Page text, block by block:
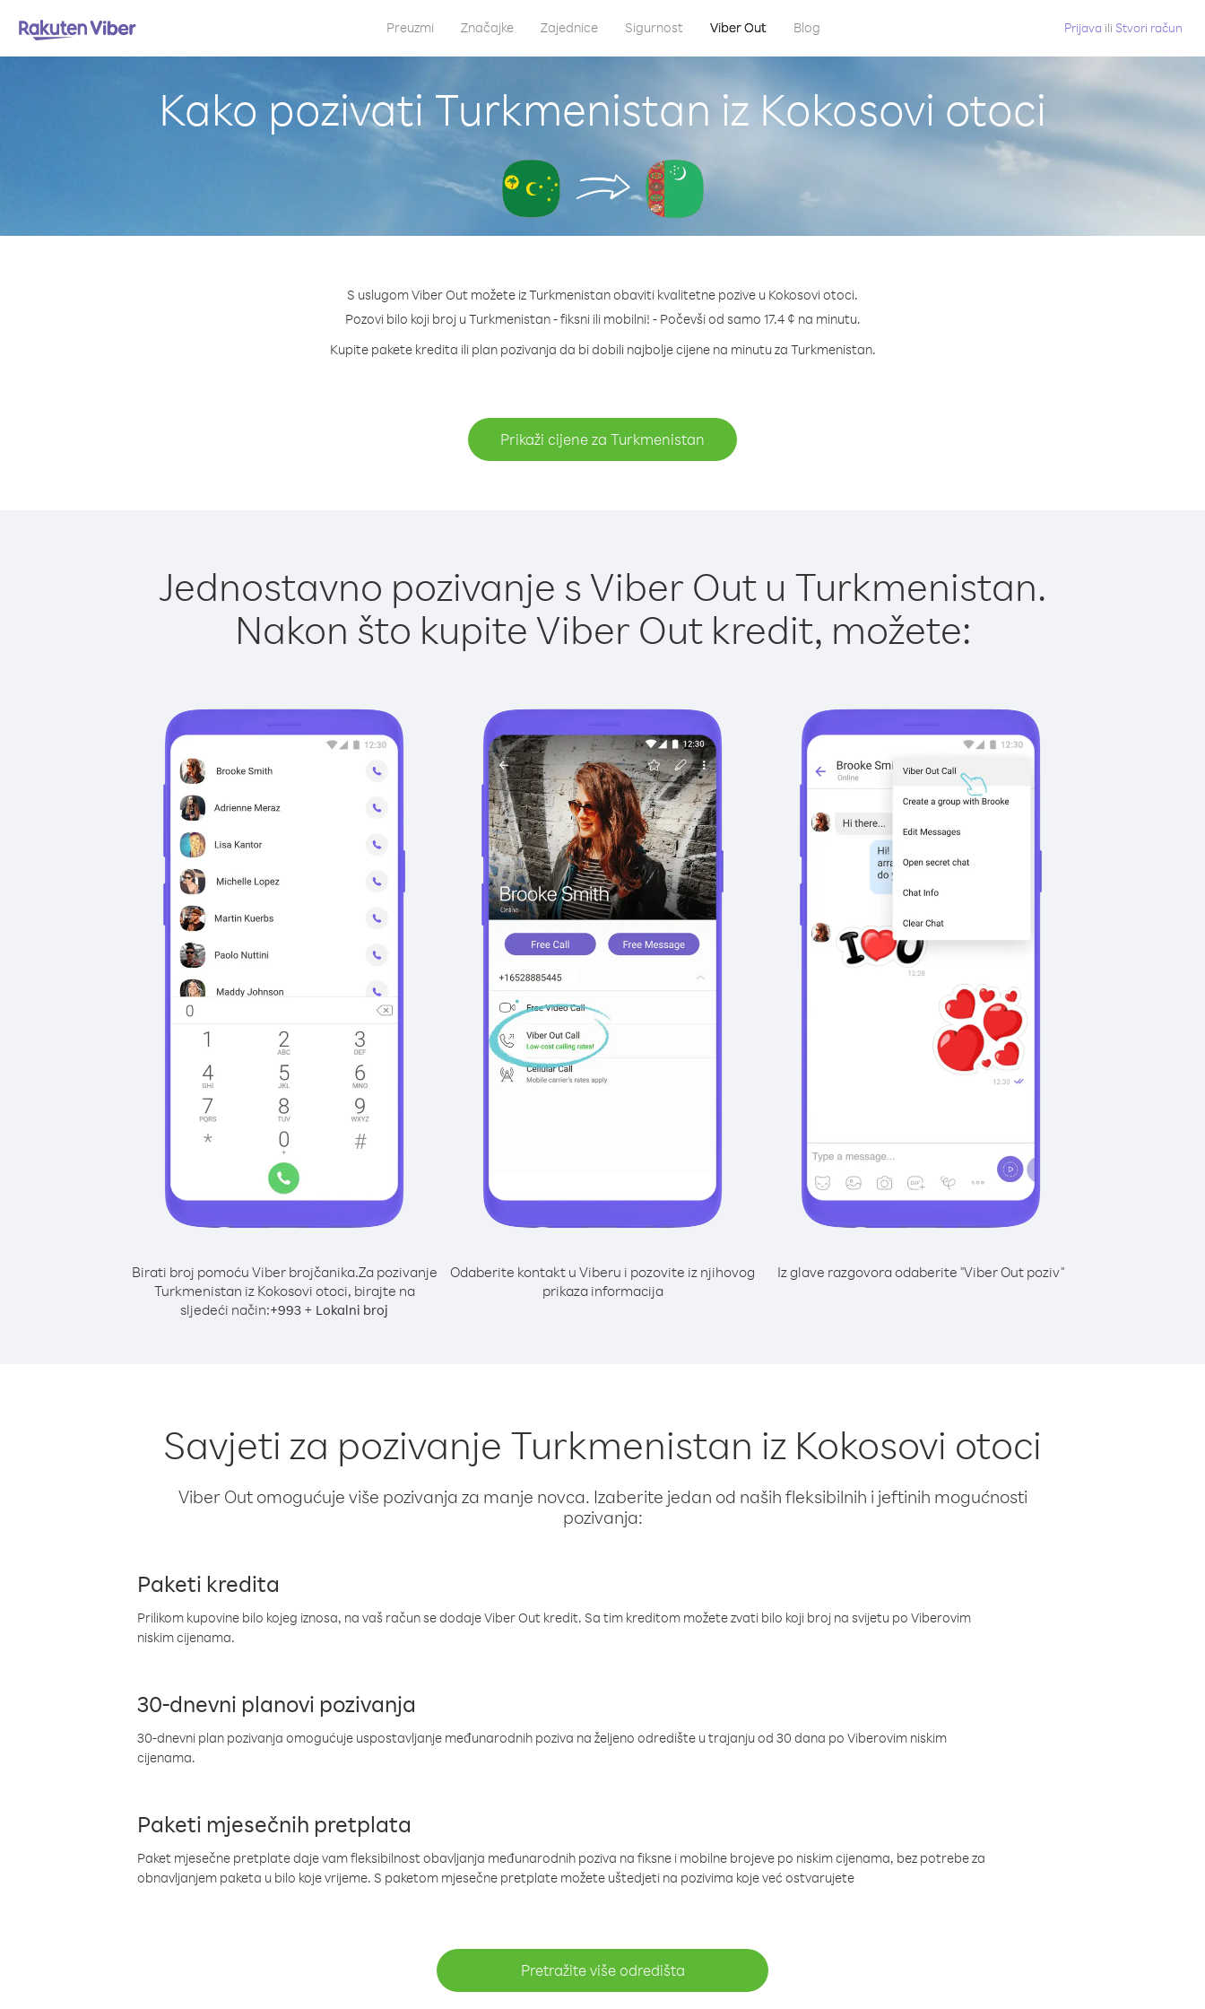
Preuzmi Značajke Zajednice Sigurnost Viber Out Blog Prijava ili Stvori račun
Kako pozivati Turkmenistan iz Kokosovi otoci
S uslugom Viber Out možete iz Turkmenistan obaviti kvalitetne pozive u Kokosovi otoci.
Pozovi bilo koji broj u Turkmenistan - fiksni ili mobilni! - Počevši od samo 17.4 ¢ na minutu.
Kupite pakete kredita ili plan pozivanja da bi dobili najbolje cijene na minutu za Turkmenistan.
Prikaži cijene za Turkmenistan
Jednostavno pozivanje s Viber Out u Turkmenistan.
Nakon što kupite Viber Out kredit, možete:
Birati broj pomoću Viber brojčanika.Za pozivanje
Turkmenistan iz Kokosovi otoci, birajte na
sljedeći način:+993 + Lokalni broj
Odaberite kontakt u Viberu i pozovite iz njihovog
prikaza informacija
Iz glave razgovora odaberite "Viber Out poziv"
Savjeti za pozivanje Turkmenistan iz Kokosovi otoci
Viber Out omogućuje više pozivanja za manje novca. Izaberite jedan od naših fleksibilnih i jeftinih mogućnosti
pozivanja:
Paketi kredita
Prilikom kupovine bilo kojeg iznosa, na vaš račun se dodaje Viber Out kredit. Sa tim kreditom možete zvati bilo koji broj na svijetu po Viberovim
niskim cijenama.
30-dnevni planovi pozivanja
30-dnevni plan pozivanja omogućuje uspostavljanje međunarodnih poziva na željeno odredište u trajanju od 30 dana po Viberovim niskim
cijenama.
Paketi mjesečnih pretplata
Paket mjesečne pretplate daje vam fleksibilnost obavljanja međunarodnih poziva na fiksne i mobilne brojeve po niskim cijenama, bez potrebe za
obnavljanjem paketa u bilo koje vrijeme. S paketom mjesečne pretplate možete uštedjeti na pozivima koje već ostvarujete
Pretražite više odredišta